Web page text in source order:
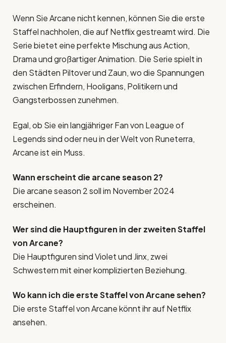
Wenn Sie Arcane nicht kennen, können Sie die erste
Staffel nachholen, die auf Netflix gestreamt wird. Die
Serie bietet eine perfekte Mischung aus Action,
Drama und großartiger Animation. Die Serie spielt in
den Städten Piltover und Zaun, wo die Spannungen
zwischen Erfindern, Hooligans, Politikern und
Gangsterbossen zunehmen.
Egal, ob Sie ein langjähriger Fan von League of
Legends sind oder neu in der Welt von Runeterra,
Arcane ist ein Muss.
Wann erscheint die arcane season 2?
Die arcane season 2 soll im November 2024
erscheinen.
Wer sind die Hauptfiguren in der zweiten Staffel
von Arcane?
Die Hauptfiguren sind Violet und Jinx, zwei
Schwestern mit einer komplizierten Beziehung.
Wo kann ich die erste Staffel von Arcane sehen?
Die erste Staffel von Arcane könnt ihr auf Netflix
ansehen.